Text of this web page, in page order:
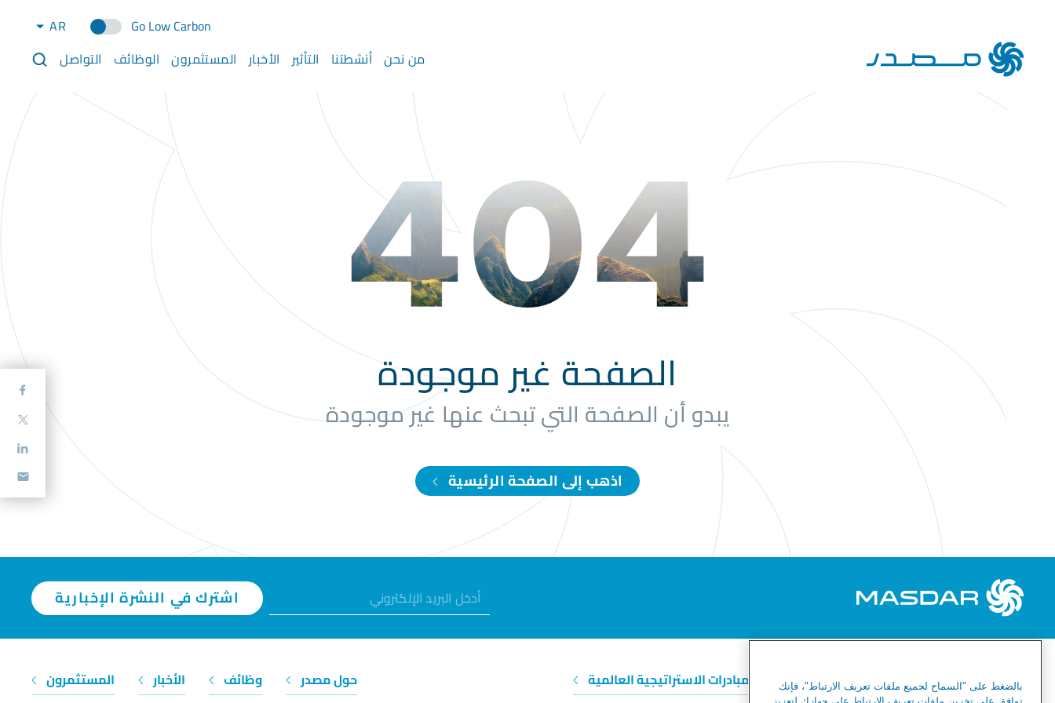
Go Low Carbon
AR
من نحن أنشطتنا التأثير الأخبار المستثمرون الوظائف التواصل
الصفحة غير موجودة
يبدو أن الصفحة التي تبحث عنها غير موجودة
اذهب إلى الصفحة الرئيسية
اشترك في النشرة الإخبارية
الطاقة المتجددة الهيدروجين الأخضر المبادرات الاستراتيجية العالمية حول مصدر وظائف الأخبار المستثمرون
بالضغط على "السماح لجميع ملفات تعريف الارتباط"، فإنك